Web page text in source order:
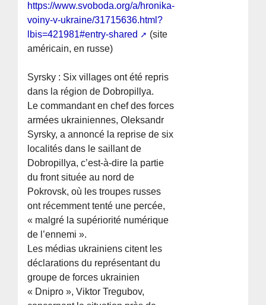
https://www.svoboda.org/a/hronika-
voiny-v-ukraine/31715636.html?
lbis=421981#entry-shared
(site
américain, en russe)
Syrsky : Six villages ont été repris
dans la région de Dobropillya.
Le commandant en chef des forces
armées ukrainiennes, Oleksandr
Syrsky, a annoncé la reprise de six
localités dans le saillant de
Dobropillya, c’est-à-dire la partie
du front située au nord de
Pokrovsk, où les troupes russes
ont récemment tenté une percée,
« malgré la supériorité numérique
de l’ennemi ».
Les médias ukrainiens citent les
déclarations du représentant du
groupe de forces ukrainien
« Dnipro », Viktor Tregubov,